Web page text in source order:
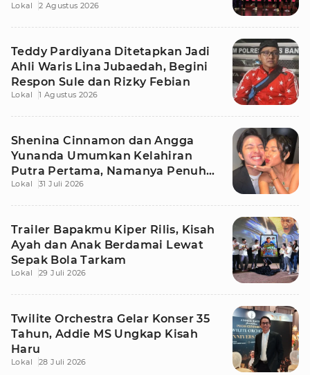
Lokal 2 Agustus 2026
Teddy Pardiyana Ditetapkan Jadi
Ahli Waris Lina Jubaedah, Begini
Respon Sule dan Rizky Febian
Lokal 1 Agustus 2026
Shenina Cinnamon dan Angga
Yunanda Umumkan Kelahiran
Putra Pertama, Namanya Penuh
Makna
Lokal 31 Juli 2026
Trailer Bapakmu Kiper Rilis, Kisah
Ayah dan Anak Berdamai Lewat
Sepak Bola Tarkam
Lokal 29 Juli 2026
Twilite Orchestra Gelar Konser 35
Tahun, Addie MS Ungkap Kisah
Haru
Lokal 28 Juli 2026